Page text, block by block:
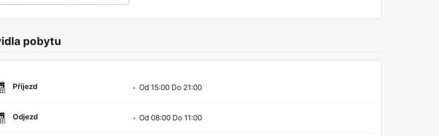
pobytu
Příjezd Od 15:00Do 21:00
Odjezd Od 08:00Do 11:00